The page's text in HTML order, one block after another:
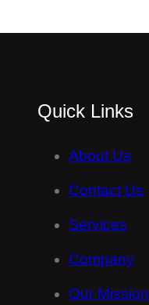
Quick Links
About Us
Contact Us
Services
Company
Our Mission